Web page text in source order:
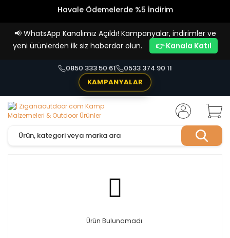
Havale Ödemelerde %5 İndirim
📢 WhatsApp Kanalımız Açıldı! Kampanyalar, indirimler ve
yeni ürünlerden ilk siz haberdar olun.
👉 Kanala Katıl
0850 333 50 61
0533 374 90 11
KAMPANYALAR
Ürün Bulunamadı.